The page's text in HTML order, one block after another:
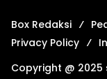
Box Redaksi
Privacy Policy
Copyright @